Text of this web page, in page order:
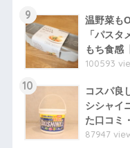
9
温野菜も
「パス
もち食感
100593
10
コスパ良
シシャイ
た口コミ
87947